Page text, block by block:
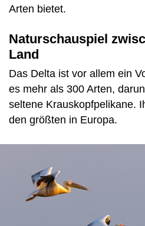
Arten bietet.
Naturschauspiel
Land
Das Delta ist vor allem ein
es mehr als 300 Arten,
seltene Krauskopfpelikane.
den größten in Europa.